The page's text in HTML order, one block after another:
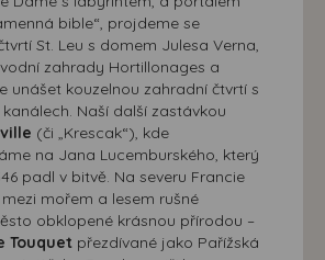
bible“, projdeme se
St. Leu s domem Julesa Verna,
zahrady Hortillonages a
unášet kouzelnou zahradní čtvrtí s
Naší další zastávkou
(či „Krescak“), kde
na Jana Lucemburského, který
padl v bitvě. Na severu Francie
mořem a lesem rušné
obklopené krásnou přírodou –
Touquet přezdívané jako Pařížská